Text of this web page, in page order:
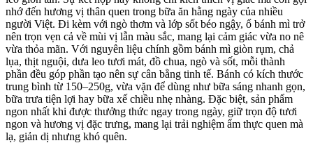
nhớ đến hương vị thân quen trong bữa ăn hằng ngày của nhiều
người Việt. Đi kèm với ngò thơm và lớp sốt béo ngậy, ổ bánh mì trở
nên trọn vẹn cả về mùi vị lẫn màu sắc, mang lại cảm giác vừa no nê
vừa thỏa mãn. Với nguyên liệu chính gồm bánh mì giòn rụm, chả
lụa, thịt nguội, dưa leo tươi mát, đồ chua, ngò và sốt, mỗi thành
phần đều góp phần tạo nên sự cân bằng tinh tế. Bánh có kích thước
trung bình từ 150–250g, vừa vặn để dùng như bữa sáng nhanh gọn,
bữa trưa tiện lợi hay bữa xế chiều nhẹ nhàng. Đặc biệt, sản phẩm
ngon nhất khi được thưởng thức ngay trong ngày, giữ trọn độ tươi
ngon và hương vị đặc trưng, mang lại trải nghiệm ẩm thực quen mà
lạ, giản dị nhưng khó quên.